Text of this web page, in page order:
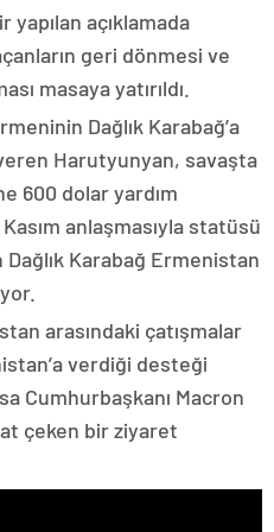
yapılan açıklamada
geri dönmesi ve
masaya yatırıldı.
Dağlık Karabağ’a
Harutyunyan, savaşta
600 dolar yardım
anlaşmasıyla statüsü
Karabağ Ermenistan
arasındaki çatışmalar
verdiği desteği
Cumhurbaşkanı Macron
çeken bir ziyaret